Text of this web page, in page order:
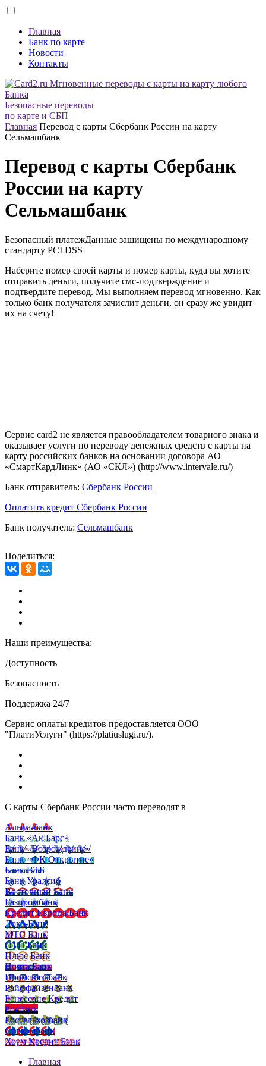
Главная
Банк по карте
Новости
Контакты
Безопасные переводы
по карте и СБП
Главная Перевод с карты Сбербанк России на карту
Сельмашбанк
Перевод с карты Сбербанк
России на карту
Сельмашбанк
Безопасный платежДанные защищены по международному
стандарту PCI DSS
Наберите номер своей карты и номер карты, куда вы хотите
отправить деньги, получите смс-подтверждение и
подтвердите перевод. Мы выполняем перевод мгновенно. Как
только банк получателя зачислит деньги, он сразу же увидит
их на счету!
Сервис card2 не является правообладателем товарного знака и
оказывает услуги по переводу денежных средств с карты на
карту российских банков на основании договора АО
«СмартКардЛинк» (АО «СКЛ») (http://www.intervale.ru/)
Банк отправитель: Сбербанк России
Оплатить кредит Сбербанк России
Банк получатель: Сельмашбанк
Поделиться:
Наши преимущества:
Доступность
Безопасность
Поддержка 24/7
Сервис оплаты кредитов предоставляется ООО
"ПлатиУслуги" (https://platiuslugi.ru/).
С карты Сбербанк России часто переводят в
Альфа-банк
Банк «Ак Барс»
Банк «Возрождение»
Банк «ФК Открытие»
Банк ВТБ
Банк Уралсиб
Восточный Банк
Газпромбанк
Кредит Европа Банк
Локо-Банк
МТС Банк
ОТП Банк
Плюс Банк
Почта Банк
Промсвязьбанк
Райффайзенбанк
Ренессанс Кредит
Росбанк
Россельхозбанк
Совкомбанк
Хоум Кредит Банк
Главная